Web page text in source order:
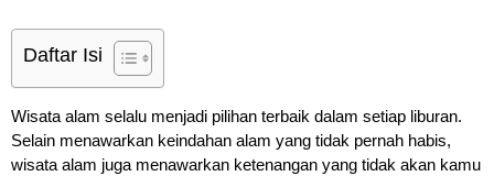
Daftar Isi
Wisata alam selalu menjadi pilihan terbaik dalam setiap liburan.
Selain menawarkan keindahan alam yang tidak pernah habis,
wisata alam juga menawarkan ketenangan yang tidak akan kamu